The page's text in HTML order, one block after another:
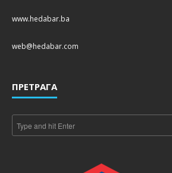
www.hedabar.ba
web@hedabar.com
ПРЕТРАГА